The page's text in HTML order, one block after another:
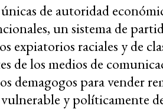
de autoridad
un sistema de
expiatorios raciales y de
de los medios de
demagogos para vender
y políticamente